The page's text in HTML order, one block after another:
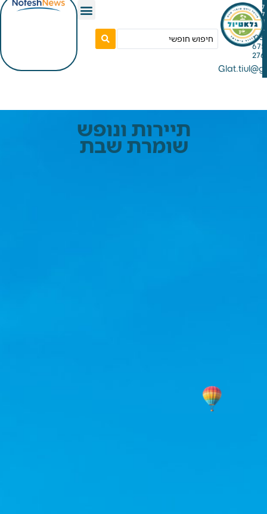
תיירות ונופש
שומרת שבת